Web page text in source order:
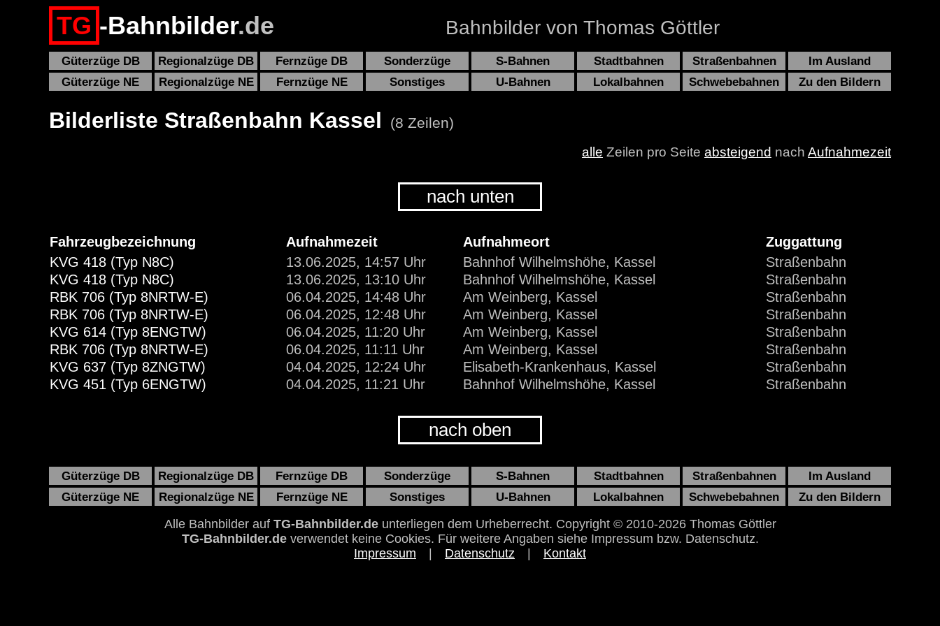
TG -Bahnbilder.de Bahnbilder von Thomas Göttler
Güterzüge DB Regionalzüge DB Fernzüge DB Sonderzüge S-Bahnen Stadtbahnen Straßenbahnen
Im Ausland
Güterzüge NE
Regionalzüge NE Fernzüge NE Sonstiges U-Bahnen Lokalbahnen Schwebebahnen Zu den Bildern
Bilderliste Straßenbahn Kassel (8 Zeilen)
alle Zeilen pro Seite absteigend nach Aufnahmezeit
nach unten
Fahrzeugbezeichnung Aufnahmezeit Aufnahmeort
Zuggattung
KVG 418 (Typ N8C)
13.06.2025, 14:57 Uhr Bahnhof Wilhelmshöhe, Kassel
Straßenbahn
KVG 418 (Typ N8C)
13.06.2025, 13:10 Uhr Bahnhof Wilhelmshöhe, Kassel
Straßenbahn
RBK 706 (Typ 8NRTW-E)
06.04.2025, 14:48 Uhr Am Weinberg, Kassel
Straßenbahn
RBK 706 (Typ 8NRTW-E)
06.04.2025, 12:48 Uhr Am Weinberg, Kassel
Straßenbahn
KVG 614 (Typ 8ENGTW)
06.04.2025, 11:20 Uhr Am Weinberg, Kassel
Straßenbahn
RBK 706 (Typ 8NRTW-E)
06.04.2025, 11:11 Uhr Am Weinberg, Kassel
Straßenbahn
KVG 637 (Typ 8ZNGTW)
04.04.2025, 12:24 Uhr Elisabeth-Krankenhaus, Kassel
Straßenbahn
KVG 451 (Typ 6ENGTW)
04.04.2025, 11:21 Uhr Bahnhof Wilhelmshöhe, Kassel Straßenbahn
nach oben
Güterzüge DB Regionalzüge DB Fernzüge DB Sonderzüge S-Bahnen Stadtbahnen Straßenbahnen
Im Ausland
Güterzüge NE
Regionalzüge NE Fernzüge NE Sonstiges U-Bahnen Lokalbahnen Schwebebahnen Zu den Bildern
Alle Bahnbilder auf TG-Bahnbilder.deunterliegen dem Urheberrecht. Copyright © 2010-2026 Thomas Göttler
TG-Bahnbilder.deverwendet keine Cookies. Für weitere Angaben siehe Impressum bzw. Datenschutz.
Impressum
Datenschutz Kontakt